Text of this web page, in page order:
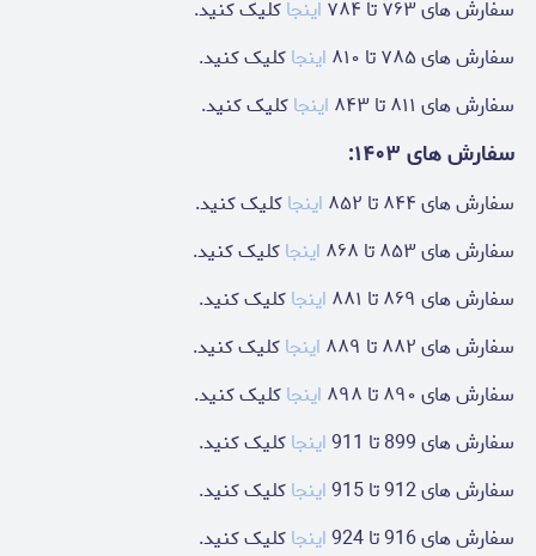
سفارش های ۷۶۳ تا ۷۸۴
اینجاکلیک کنید.
سفارش های ۷۸۵ تا ۸۱۰
اینجاکلیک کنید.
سفارش های ۸۱۱ تا ۸۴۳
اینجاکلیک کنید.
سفارش های ۱۴۰۳:
سفارش های ۸۴۴ تا ۸۵۲ اینجاکلیک کنید.
سفارش های ۸۵۳ تا ۸۶۸
اینجاکلیک کنید.
سفارش های ۸۶۹ تا ۸۸۱
اینجاکلیک کنید.
سفارش های ۸۸۲ تا ۸۸۹
اینجاکلیک کنید.
سفارش های ۸۹۰ تا ۸۹۸
اینجاکلیک کنید.
سفارش های 899 تا 911
اینجاکلیک کنید.
سفارش های 912 تا 915
اینجاکلیک کنید.
سفارش های 916 تا 924
اینجاکلیک کنید.